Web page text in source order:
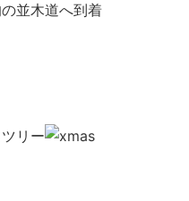
並木道へ到着
リー